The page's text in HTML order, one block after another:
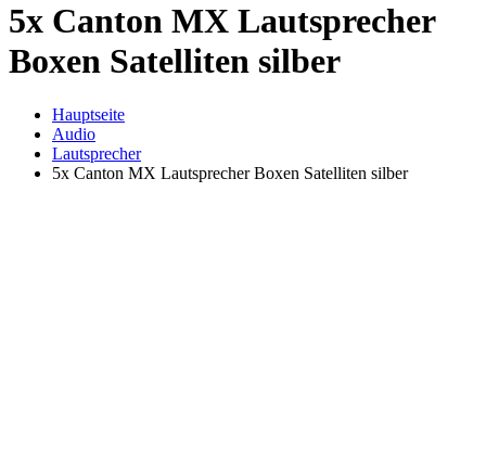
5x Canton MX Lautsprecher
Boxen Satelliten silber
Hauptseite
Audio
Lautsprecher
5x Canton MX Lautsprecher Boxen Satelliten silber